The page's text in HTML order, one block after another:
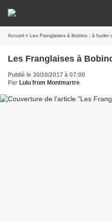
Accueil » Les Franglaises à Bobino : à hurler
Les Franglaises à
Publié le 30/10/2017 à 07:00
Par Lulu from Montmartre